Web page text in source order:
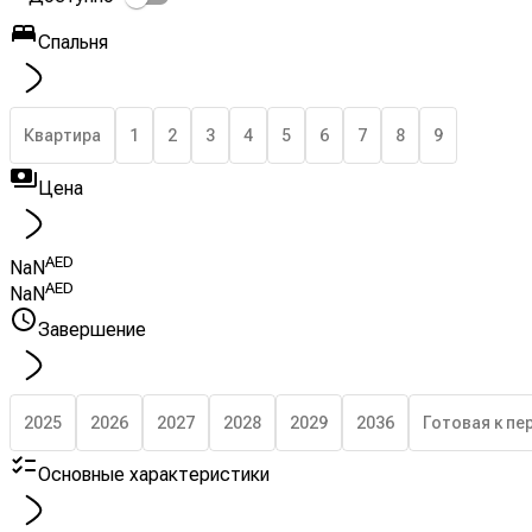
Спальня
Квартира 1 2 3 4 5 6 7 8 9
Цена
NaNAED
NaNAED
Завершение
2025 2026 2027 2028 2029 2036 Готовая к
Основные характеристики